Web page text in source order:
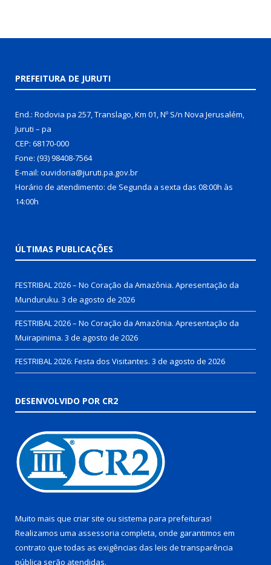
PREFEITURA DE JURUTI
End.: Rodovia pa 257, Translago, Km 01, Nº S/n Nova Jerusalém,
Juruti – pa
CEP: 68170-000
Fone: (93) 98408-7564
E-mail: ouvidoria@juruti.pa.gov.br
Horário de atendimento: de Segunda a sexta das 08:00h às
14:00h
ÚLTIMAS PUBLICAÇÕES
FESTRIBAL 2026 – No Coração da Amazônia. Apresentação da
Munduruku. 3 de agosto de 2026
FESTRIBAL 2026 – No Coração da Amazônia. Apresentação da
Muirapinima. 3 de agosto de 2026
FESTRIBAL 2026: Festa dos Visitantes. 3 de agosto de 2026
DESENVOLVIDO POR CR2
Muito mais que criar site ou sistema para prefeituras!
Realizamos uma assessoria completa, onde garantimos em
contrato que todas as exigências das leis de transparência
pública serão atendidas.